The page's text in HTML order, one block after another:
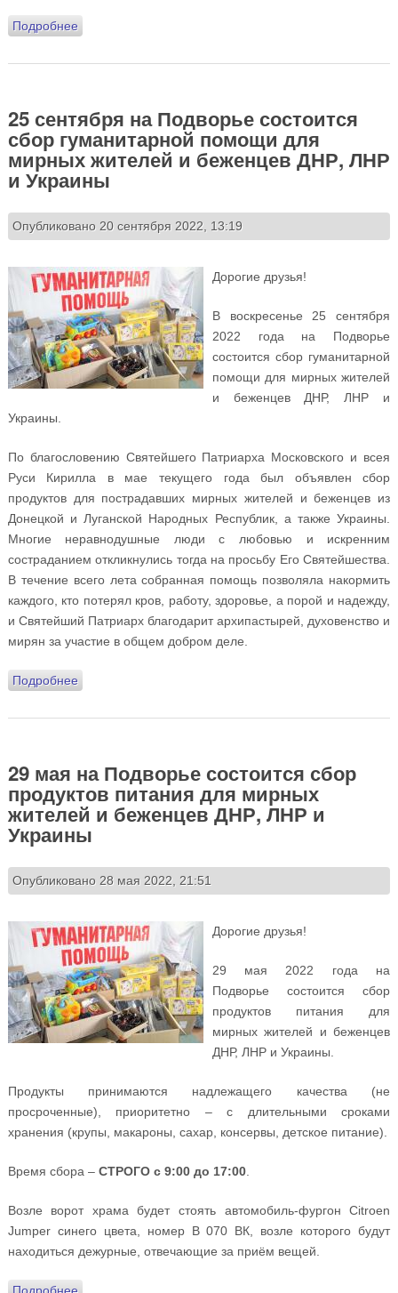
Подробнеео 15 октября на Подворье будет организован сбор
25 сентября на Подворье состоится
сбор гуманитарной помощи для
мирных жителей и беженцев ДНР, ЛНР
и Украины
Опубликовано 20 сентября 2022, 13:19
Дорогие друзья!
В воскресенье 25 сентября
2022 года на Подворье
состоится сбор гуманитарной
помощи для мирных жителей
и беженцев ДНР, ЛНР и
Украины.
По благословению Святейшего Патриарха Московского и всея
Руси Кирилла в мае текущего года был объявлен сбор
продуктов для пострадавших мирных жителей и беженцев из
Донецкой и Луганской Народных Республик, а также Украины.
Многие неравнодушные люди с любовью и искренним
состраданием откликнулись тогда на просьбу Его Святейшества.
В течение всего лета собранная помощь позволяла накормить
каждого, кто потерял кров, работу, здоровье, а порой и надежду,
и Святейший Патриарх благодарит архипастырей, духовенство и
мирян за участие в общем добром деле.
Подробнеео 25 сентября на Подворье состоится сбор
беженцев ДНР, ЛНР и Украины
29 мая на Подворье состоится сбор
продуктов питания для мирных
жителей и беженцев ДНР, ЛНР и
Украины
Опубликовано 28 мая 2022, 21:51
Дорогие друзья!
29 мая 2022 года на
Подворье состоится сбор
продуктов питания для
мирных жителей и беженцев
ДНР, ЛНР и Украины.
Продукты принимаются надлежащего качества (не
просроченные), приоритетно – с длительными сроками
хранения (крупы, макароны, сахар, консервы, детское питание).
Время сбора – СТРОГО с 9:00 до 17:00.
Возле ворот храма будет стоять автомобиль-фургон Citroen
Jumper синего цвета, номер В 070 ВК, возле которого будут
находиться дежурные, отвечающие за приём вещей.
Подробнеео 29 мая на Подворье состоится сбор продуктов